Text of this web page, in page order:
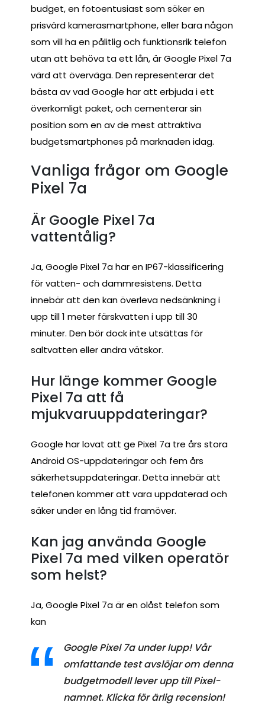
budget, en fotoentusiast som söker en
prisvärd kamerasmartphone, eller bara någon
som vill ha en pålitlig och funktionsrik telefon
utan att behöva ta ett lån, är Google Pixel 7a
värd att överväga. Den representerar det
bästa av vad Google har att erbjuda i ett
överkomligt paket, och cementerar sin
position som en av de mest attraktiva
budgetsmartphones på marknaden idag.
Vanliga frågor om Google
Pixel 7a
Är Google Pixel 7a
vattentålig?
Ja, Google Pixel 7a har en IP67-klassificering
för vatten- och dammresistens. Detta
innebär att den kan överleva nedsänkning i
upp till 1 meter färskvatten i upp till 30
minuter. Den bör dock inte utsättas för
saltvatten eller andra vätskor.
Hur länge kommer Google
Pixel 7a att få
mjukvaruuppdateringar?
Google har lovat att ge Pixel 7a tre års stora
Android OS-uppdateringar och fem års
säkerhetsuppdateringar. Detta innebär att
telefonen kommer att vara uppdaterad och
säker under en lång tid framöver.
Kan jag använda Google
Pixel 7a med vilken operatör
som helst?
Ja, Google Pixel 7a är en olåst telefon som
kan
Google Pixel 7a under lupp! Vår
omfattande test avslöjar om denna
budgetmodell lever upp till Pixel-
namnet. Klicka för ärlig recension!